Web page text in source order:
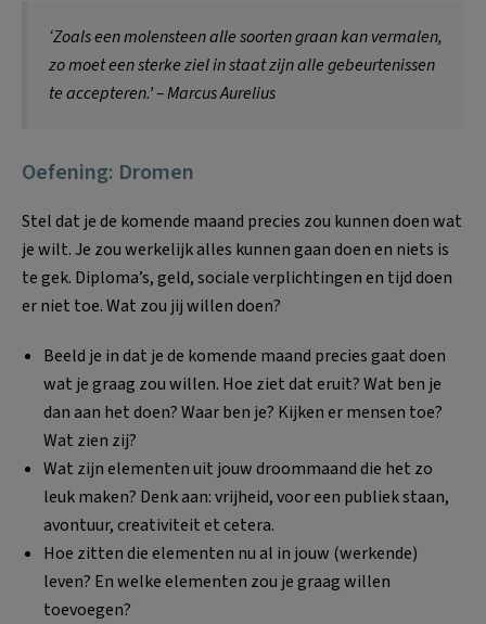
‘Zoals een molensteen alle soorten graan kan vermalen,
zo moet een sterke ziel in staat zijn alle gebeurtenissen
te accepteren.’– Marcus Aurelius
Oefening: Dromen
Stel dat je de komende maand precies zou kunnen doen wat
je wilt. Je zou werkelijk alles kunnen gaan doen en niets is
te gek. Diploma’s, geld, sociale verplichtingen en tijd doen
er niet toe. Wat zou jij willen doen?
Beeld je in dat je de komende maand precies gaat doen
wat je graag zou willen. Hoe ziet dat eruit? Wat ben je
dan aan het doen? Waar ben je? Kijken er mensen toe?
Wat zien zij?
Wat zijn elementen uit jouw droommaand die het zo
leuk maken? Denk aan: vrijheid, voor een publiek staan,
avontuur, creativiteit et cetera.
Hoe zitten die elementen nu al in jouw (werkende)
leven? En welke elementen zou je graag willen
toevoegen?